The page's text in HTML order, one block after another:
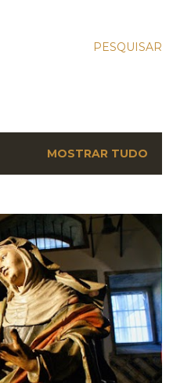
PESQUISAR
MOSTRAR TUDO